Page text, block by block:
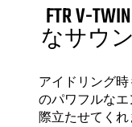
FTR V-
なサウ
アイドリング
のパワフルな
際立たせてく